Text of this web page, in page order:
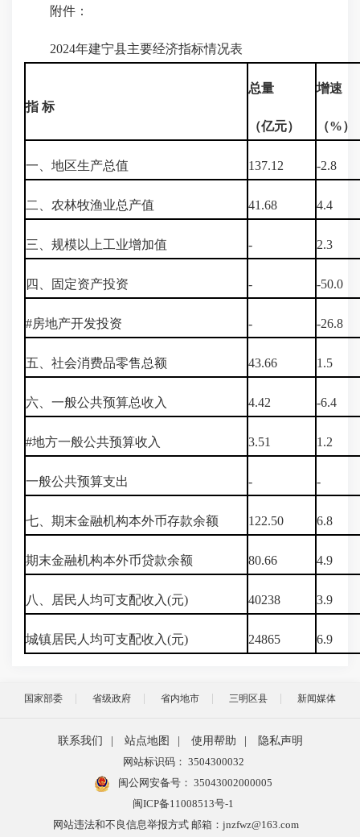
附件：
2024年建宁县主要经济指标情况表
指 标
总量
（亿元）
增速
（%）
一、地区生产总值 137.12 -2.8
二、农林牧渔业总产值 41.68 4.4
三、规模以上工业增加值 - 2.3
四、固定资产投资 - -50.0
#房地产开发投资 - -26.8
五、社会消费品零售总额 43.66 1.5
六、一般公共预算总收入 4.42 -6.4
#地方一般公共预算收入 3.51 1.2
一般公共预算支出 - -
七、期末金融机构本外币存款余额 122.50 6.8
期末金融机构本外币贷款余额 80.66 4.9
八、居民人均可支配收入(元) 40238 3.9
城镇居民人均可支配收入(元) 24865 6.9
国家部委 省级政府 省内地市 三明区县 新闻媒体
联系我们 站点地图 使用帮助
隐私声明
网站标识码： 3504300032
闽公网安备号： 35043002000005
闽ICP备11008513号-1
网站违法和不良信息举报方式 邮箱：jnzfwz@163.com